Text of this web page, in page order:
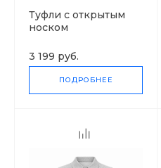
Туфли с открытым
носком
3 199 руб.
ПОДРОБНЕЕ